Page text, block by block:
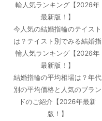
輪人気ランキング【2026年
最新版！】
今人気の結婚指輪のテイスト
は？テイスト別でみる結婚指
輪人気ランキング【2026年
最新版！】
結婚指輪の平均相場は？年代
別の平均価格と人気のブラン
ドのご紹介【2026年最新
版！】